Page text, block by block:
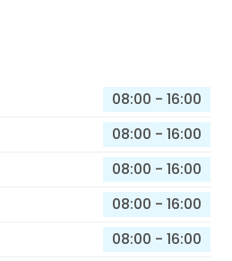
08:00 - 16:00
08:00 - 16:00
08:00 - 16:00
08:00 - 16:00
08:00 - 16:00